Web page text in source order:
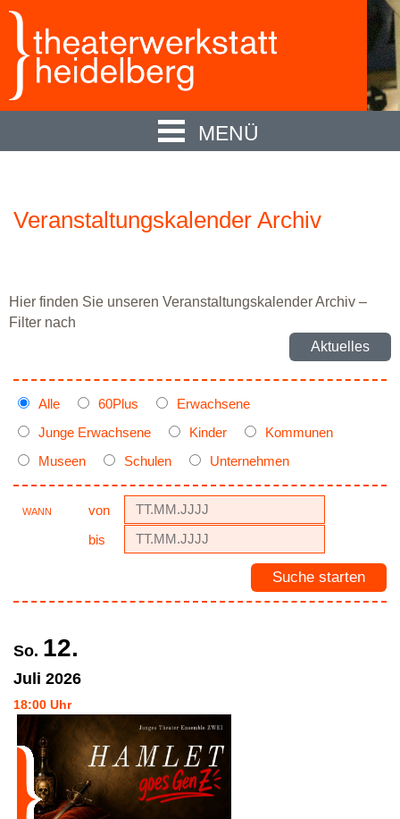
MENÜ
Veranstaltungskalender Archiv
Hier finden Sie unseren Veranstaltungskalender Archiv –
Filter nach
Aktuelles
Alle 60Plus
Erwachsene
Junge Erwachsene
Kinder
Kommunen
Museen
Schulen Unternehmen
WANN
von
bis
So. 12.
Juli 2026
18:00 Uhr